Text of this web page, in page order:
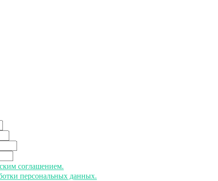
соглашением.
персональных данных.